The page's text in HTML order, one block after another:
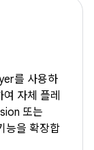
를 사용하
자체 플레
또는
능을 확장합